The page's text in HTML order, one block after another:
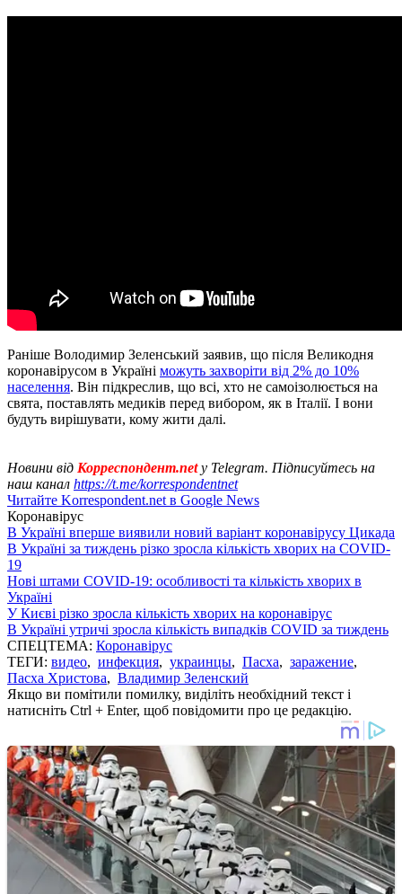
Раніше Володимир Зеленський заявив, що після Великодня
коронавірусом в Україні можуть захворіти від 2% до 10%
населення. Він підкреслив, що всі, хто не самоізолюється на
свята, поставлять медиків перед вибором, як в Італії. І вони
будуть вирішувати, кому жити далі.
Новини від Корреспондент.netу Telegram. Підписуйтесь на
наш канал https://t.me/korrespondentnet
Читайте Korrespondent.net в Google News
Коронавірус
В Україні вперше виявили новий варіант коронавірусу Цикада
В Україні за тиждень різко зросла кількість хворих на COVID-
19
Нові штами COVID-19: особливості та кількість хворих в
Україні
У Києві різко зросла кількість хворих на коронавірус
В Україні утричі зросла кількість випадків COVID за тиждень
СПЕЦТЕМА: Коронавірус
ТЕГИ: видео, инфекция, украинцы, Пасха, заражение,
Пасха Христова, Владимир Зеленский
Якщо ви помітили помилку, виділіть необхідний текст і
натисніть Ctrl + Enter, щоб повідомити про це редакцію.